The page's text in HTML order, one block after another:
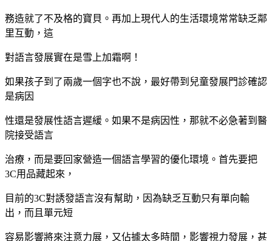
務造就了不及格的寶貝。再加上現代人的生活環境常常缺乏鄰
里互動，這
對語言發展實在是雪上加霜啊！
如果孩子到了兩歲一個字也不說，最好帶到兒童發展門診確認
是病因
性還是發展性語言遲緩。如果不是病因性，那就不必急著到醫
院接受語言
治療，而是要回家營造一個語言學習的優化環境。首先要把
3C用品藏起來，
目前的3C對誘發語言沒有幫助，因為缺乏互動只有單向輸
出，而且單元短
容易影響將來注意力展，又佔據太多時間，影響視力發展，甚